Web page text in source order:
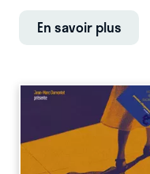
En savoir plus